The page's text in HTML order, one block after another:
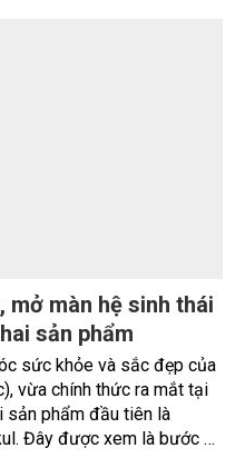
ông Shaun Seow - CEO Tổ
(PAA).